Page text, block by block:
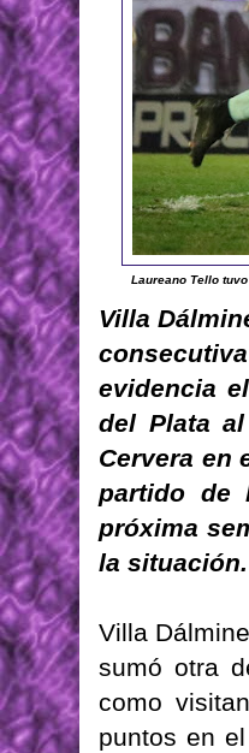
Laureano Tello
Villa
evidencia
del Plata
Cervera en
partido de
próxima
la situación.
Villa
sumó otra
como
puntos en